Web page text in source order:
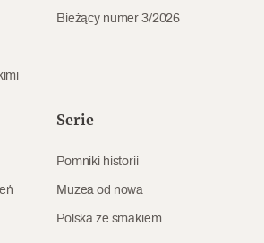
Nie dla Wawelu
Bieżący numer 3/2026
Serie
Pomniki historii
Muzea od nowa
Polska ze smakiem